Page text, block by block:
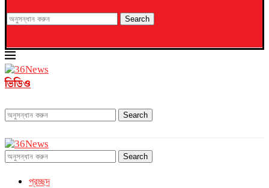
Search
ভিডিও
Search
Search
প্রচ্ছদ